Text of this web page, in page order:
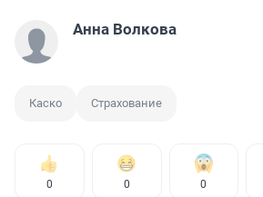
Анна Волкова
Каско Страхование
0 0 0